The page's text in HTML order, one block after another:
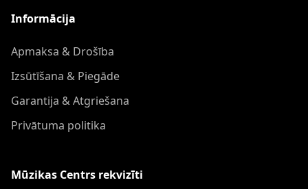
Informācija
Apmaksa & Drošība
Izsūtīšana & Piegāde
Garantija & Atgriešana
Privātuma politika
Mūzikas Centrs rekvizīti